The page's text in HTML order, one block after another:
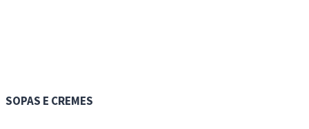
SOPAS E CREMES